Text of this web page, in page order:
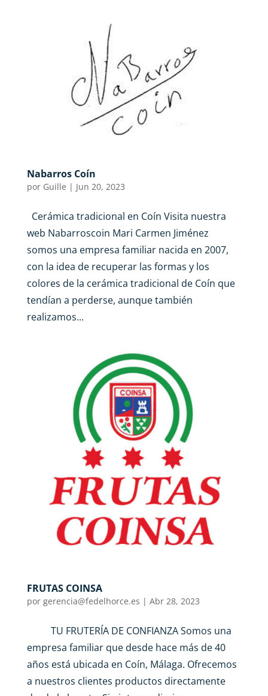
Nabarros Coín
por Guille | Jun 20, 2023
Cerámica tradicional en Coín Visita nuestra
web Nabarroscoin Mari Carmen Jiménez
somos una empresa familiar nacida en 2007,
con la idea de recuperar las formas y los
colores de la cerámica tradicional de Coín que
tendían a perderse, aunque también
realizamos...
FRUTAS COINSA
por gerencia@fedelhorce.es | Abr 28, 2023
TU FRUTERÍA DE CONFIANZA Somos una
empresa familiar que desde hace más de 40
años está ubicada en Coín, Málaga. Ofrecemos
a nuestros clientes productos directamente